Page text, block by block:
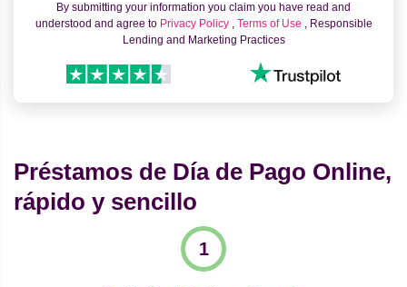
By submitting your information you claim you have read and
understood and agree to Privacy Policy , Terms of Use , Responsible
Lending and Marketing Practices
Préstamos de Día de Pago Online,
rápido y sencillo